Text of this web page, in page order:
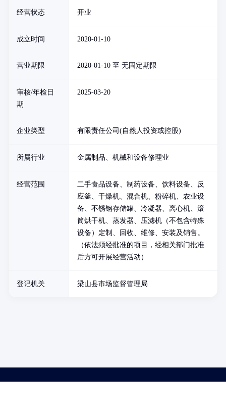
经营状态 开业
成立时间 2020-01-10
营业期限 2020-01-10 至 无固定期限
审核/年检日
期
2025-03-20
企业类型 有限责任公司(自然人投资或控股)
所属行业 金属制品、机械和设备修理业
经营范围
二手食品设备、制药设备、饮料设备、反
应釜、干燥机、混合机、粉碎机、农业设
备、不锈钢存储罐、冷凝器、离心机、滚
筒烘干机、蒸发器、压滤机（不包含特殊
设备）定制、回收、维修、安装及销售。
（依法须经批准的项目，经相关部门批准
后方可开展经营活动）
登记机关 梁山县市场监督管理局